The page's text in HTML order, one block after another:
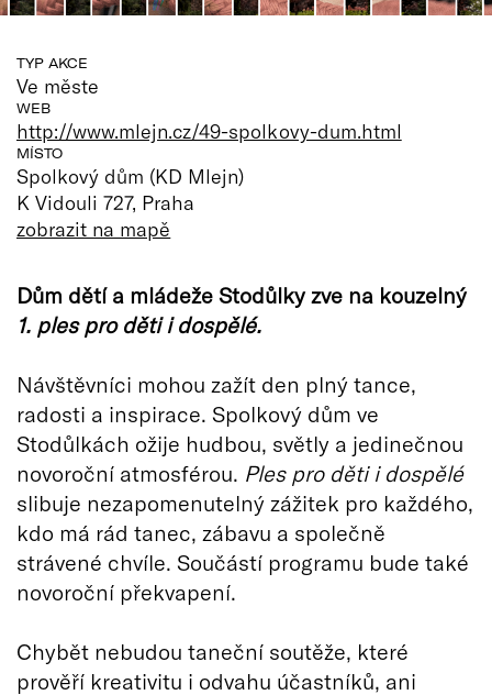
TYP AKCE
Ve měste
WEB
http://www.mlejn.cz/49-spolkovy-dum.html
MÍSTO
Spolkový dům (KD Mlejn)
K Vidouli 727, Praha
zobrazit na mapě
Dům dětí a mládeže Stodůlky zve na kouzelný
1. ples pro děti i dospělé.
Návštěvníci mohou zažít den plný tance,
radosti a inspirace. Spolkový dům ve
Stodůlkách ožije hudbou, světly a jedinečnou
novoroční atmosférou. Ples pro děti i dospělé
slibuje nezapomenutelný zážitek pro každého,
kdo má rád tanec, zábavu a společně
strávené chvíle. Součástí programu bude také
novoroční překvapení.
Chybět nebudou taneční soutěže, které
prověří kreativitu i odvahu účastníků, ani